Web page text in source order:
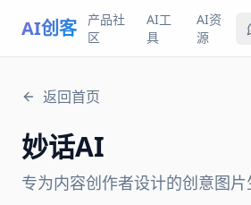
AI创客
产品社
区
AI工
具
AI资
源
返回首页
妙话AI
专为内容创作者设计的创意图